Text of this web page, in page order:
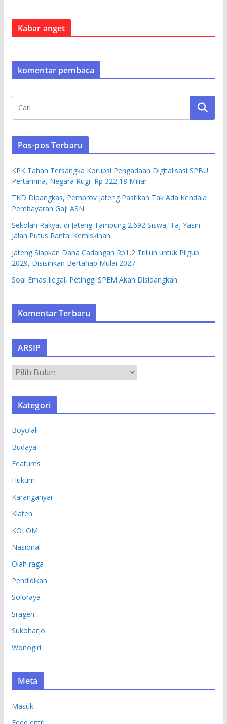
Kabar anget
komentar pembaca
Pos-pos Terbaru
KPK Tahan Tersangka Korupsi Pengadaan Digitalisasi SPBU
Pertamina, Negara Rugi Rp 322,18 Miliar
TKD Dipangkas, Pemprov Jateng Pastikan Tak Ada Kendala
Pembayaran Gaji ASN
Sekolah Rakyat di Jateng Tampung 2.692 Siswa, Taj Yasin:
Jalan Putus Rantai Kemiskinan
Jateng Siapkan Dana Cadangan Rp1,2 Triliun untuk Pilgub
2029, Disisihkan Bertahap Mulai 2027
Soal Emas Ilegal, Petinggi SPEM Akan Disidangkan
Komentar Terbaru
ARSIP
R
S
Kategori
Boyolali
Budaya
Features
Hukum
Karanganyar
Klaten
KOLOM
Nasional
Olah raga
Pendidikan
Soloraya
Sragen
Sukoharjo
Wonogiri
Meta
Masuk